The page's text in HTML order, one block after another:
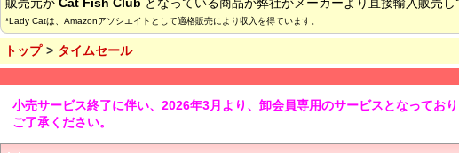
*Lady Catは、Amazonアソシエイトとして適格販売により収入を得ています。
トップ
タイムセール
小売サービス終了に伴い、2026年3月より、卸会員専用のサービスとなっており
ご了承ください。